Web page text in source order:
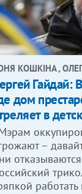
КОШКІНА ,
Гайдай:
дом
в
–